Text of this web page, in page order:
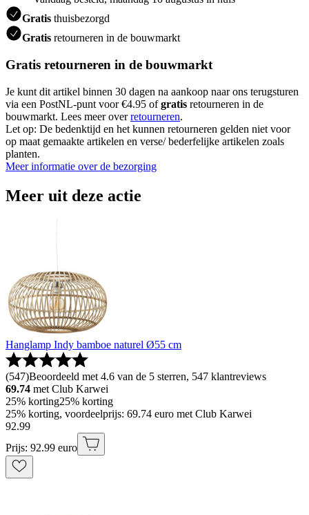
Gratis thuisbezorgd
Gratis retourneren in de bouwmarkt
Gratis retourneren in de bouwmarkt
Je kunt dit artikel binnen 30 dagen na aankoop naar ons terugsturen
via een PostNL-punt voor €4.95 ofgratis retourneren in de
bouwmarkt. Lees meer overretourneren.
Let op: De bedenktijd en het kunnen retourneren gelden niet voor
op maat gemaakte artikelen en verse/ bederfelijke artikelen zoals
planten.
Meer informatie over de bezorging
Meer uit deze actie
Hanglamp Indy bamboe naturel Ø55 cm
(547)Beoordeeld met 4.6 van de 5 sterren, 547 klantreviews
69.74 met Club Karwei
25% korting25% korting
25% korting, voordeelprijs: 69.74 euro met Club Karwei
92.99
Prijs: 92.99 euro